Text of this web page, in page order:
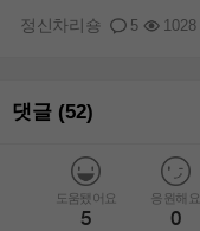
5 1028
정신차리숑
댓글 (52)
도움됐어요
5
응원해요
0